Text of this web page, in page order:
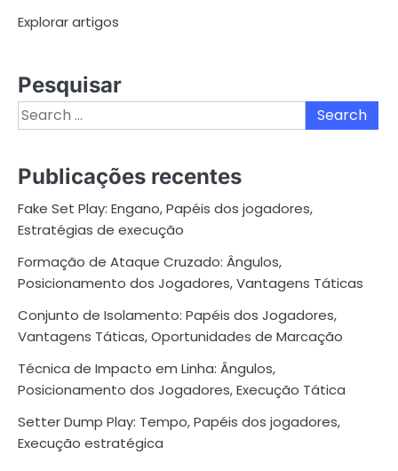
Explorar artigos
Pesquisar
Search
for:
Publicações recentes
Fake Set Play: Engano, Papéis dos jogadores,
Estratégias de execução
Formação de Ataque Cruzado: Ângulos,
Posicionamento dos Jogadores, Vantagens Táticas
Conjunto de Isolamento: Papéis dos Jogadores,
Vantagens Táticas, Oportunidades de Marcação
Técnica de Impacto em Linha: Ângulos,
Posicionamento dos Jogadores, Execução Tática
Setter Dump Play: Tempo, Papéis dos jogadores,
Execução estratégica